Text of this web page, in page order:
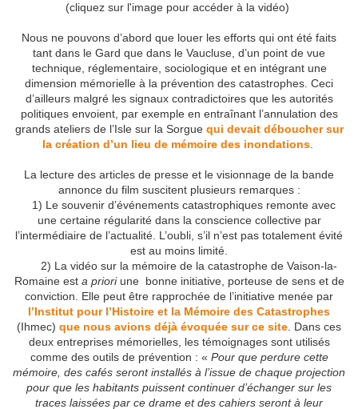
(cliquez sur l'image pour accéder à la vidéo)
Nous ne pouvons d’abord que louer les efforts qui ont été faits
tant dans le Gard que dans le Vaucluse, d’un point de vue
technique, réglementaire, sociologique et en intégrant une
dimension mémorielle à la prévention des catastrophes. Ceci
d’ailleurs malgré les signaux contradictoires que les autorités
politiques envoient, par exemple en entraînant l’annulation des
grands ateliers de l’Isle sur la Sorgue qui devait déboucher sur
la création d’un lieu de mémoire des inondations.
La lecture des articles de presse et le visionnage de la bande
annonce du film suscitent plusieurs remarques :
1) Le souvenir d’événements catastrophiques remonte avec
une certaine régularité dans la conscience collective par
l’intermédiaire de l’actualité. L’oubli, s’il n’est pas totalement évité
est au moins limité.
2) La vidéo sur la mémoire de la catastrophe de Vaison-la-
Romaine est a prioriune bonne initiative, porteuse de sens et de
conviction. Elle peut être rapprochée de l’initiative menée par
l’Institut pour l’Histoire et la Mémoire des Catastrophes
(Ihmec) que nous avions déjà évoquée sur ce site . Dans ces
deux entreprises mémorielles, les témoignages sont utilisés
comme des outils de prévention : « Pour que perdure cette
mémoire, des cafés seront installés à l’issue de chaque projection
pour que les habitants puissent continuer d’échanger sur les
traces laissées par ce drame et des cahiers seront à leur